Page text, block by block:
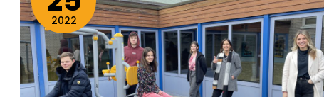
2022